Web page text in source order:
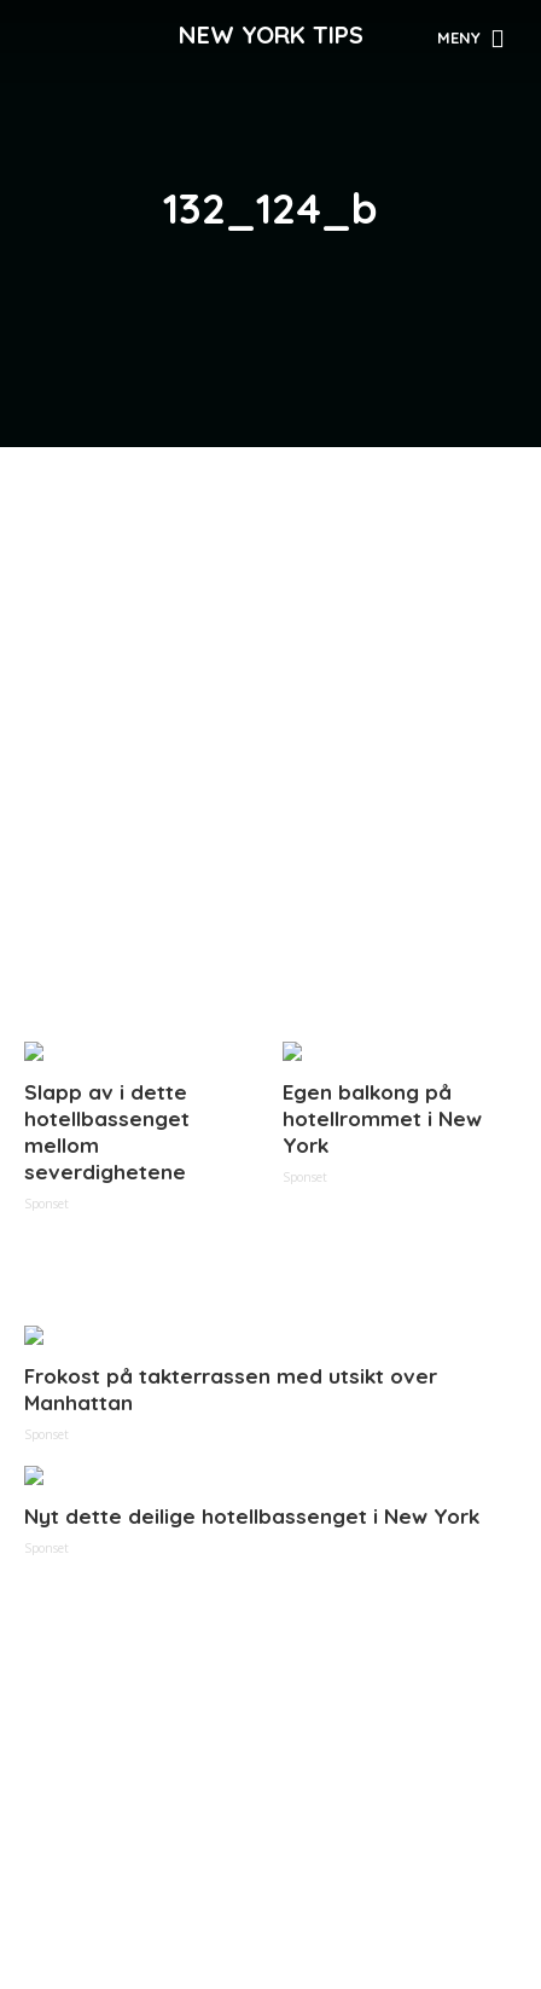
NEW YORK TIPS MENY
132_124_b
Slapp av i dette
hotellbassenget
mellom
severdighetene
Sponset
Egen balkong på
hotellrommet i New
York
Sponset
Frokost på takterrassen med utsikt over
Manhattan
Sponset
Nyt dette deilige hotellbassenget i New York
Sponset